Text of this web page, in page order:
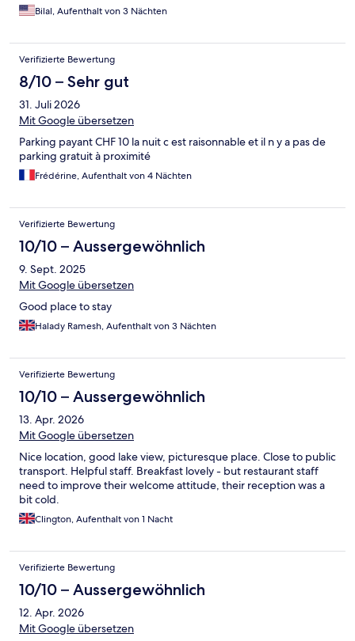
Bilal, Aufenthalt von 3 Nächten
Verifizierte Bewertung
8/10 – Sehr gut
31. Juli 2026
Mit Google übersetzen
Parking payant CHF 10 la nuit c est raisonnable et il n y a pas de
parking gratuit à proximité
Frédérine, Aufenthalt von 4 Nächten
Verifizierte Bewertung
10/10 – Aussergewöhnlich
9. Sept. 2025
Mit Google übersetzen
Good place to stay
Halady Ramesh, Aufenthalt von 3 Nächten
Verifizierte Bewertung
10/10 – Aussergewöhnlich
13. Apr. 2026
Mit Google übersetzen
Nice location, good lake view, picturesque place. Close to public
transport. Helpful staff. Breakfast lovely - but restaurant staff
need to improve their welcome attitude, their reception was a
bit cold.
Clington, Aufenthalt von 1 Nacht
Verifizierte Bewertung
10/10 – Aussergewöhnlich
12. Apr. 2026
Mit Google übersetzen